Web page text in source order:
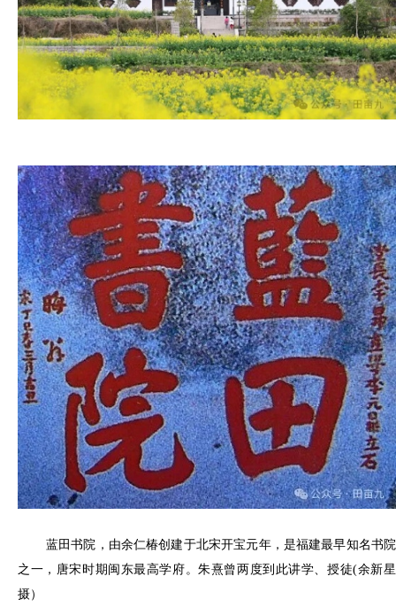
蓝田书院，由余仁椿创建于北宋开宝元年，是福建最早知名书院
之一，唐宋时期闽东最高学府。朱熹曾两度到此讲学、授徒(余新星
摄）